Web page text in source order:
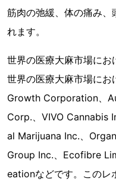
筋肉の弛緩、体の痛み、
れます。
世界の医療大麻市場にお
世界の医療大麻市場に
Growth Corporation、
Corp.、VIVO Cannabis
al Marijuana Inc.、
Group Inc.、Ecofibre
eationなどです。このレ